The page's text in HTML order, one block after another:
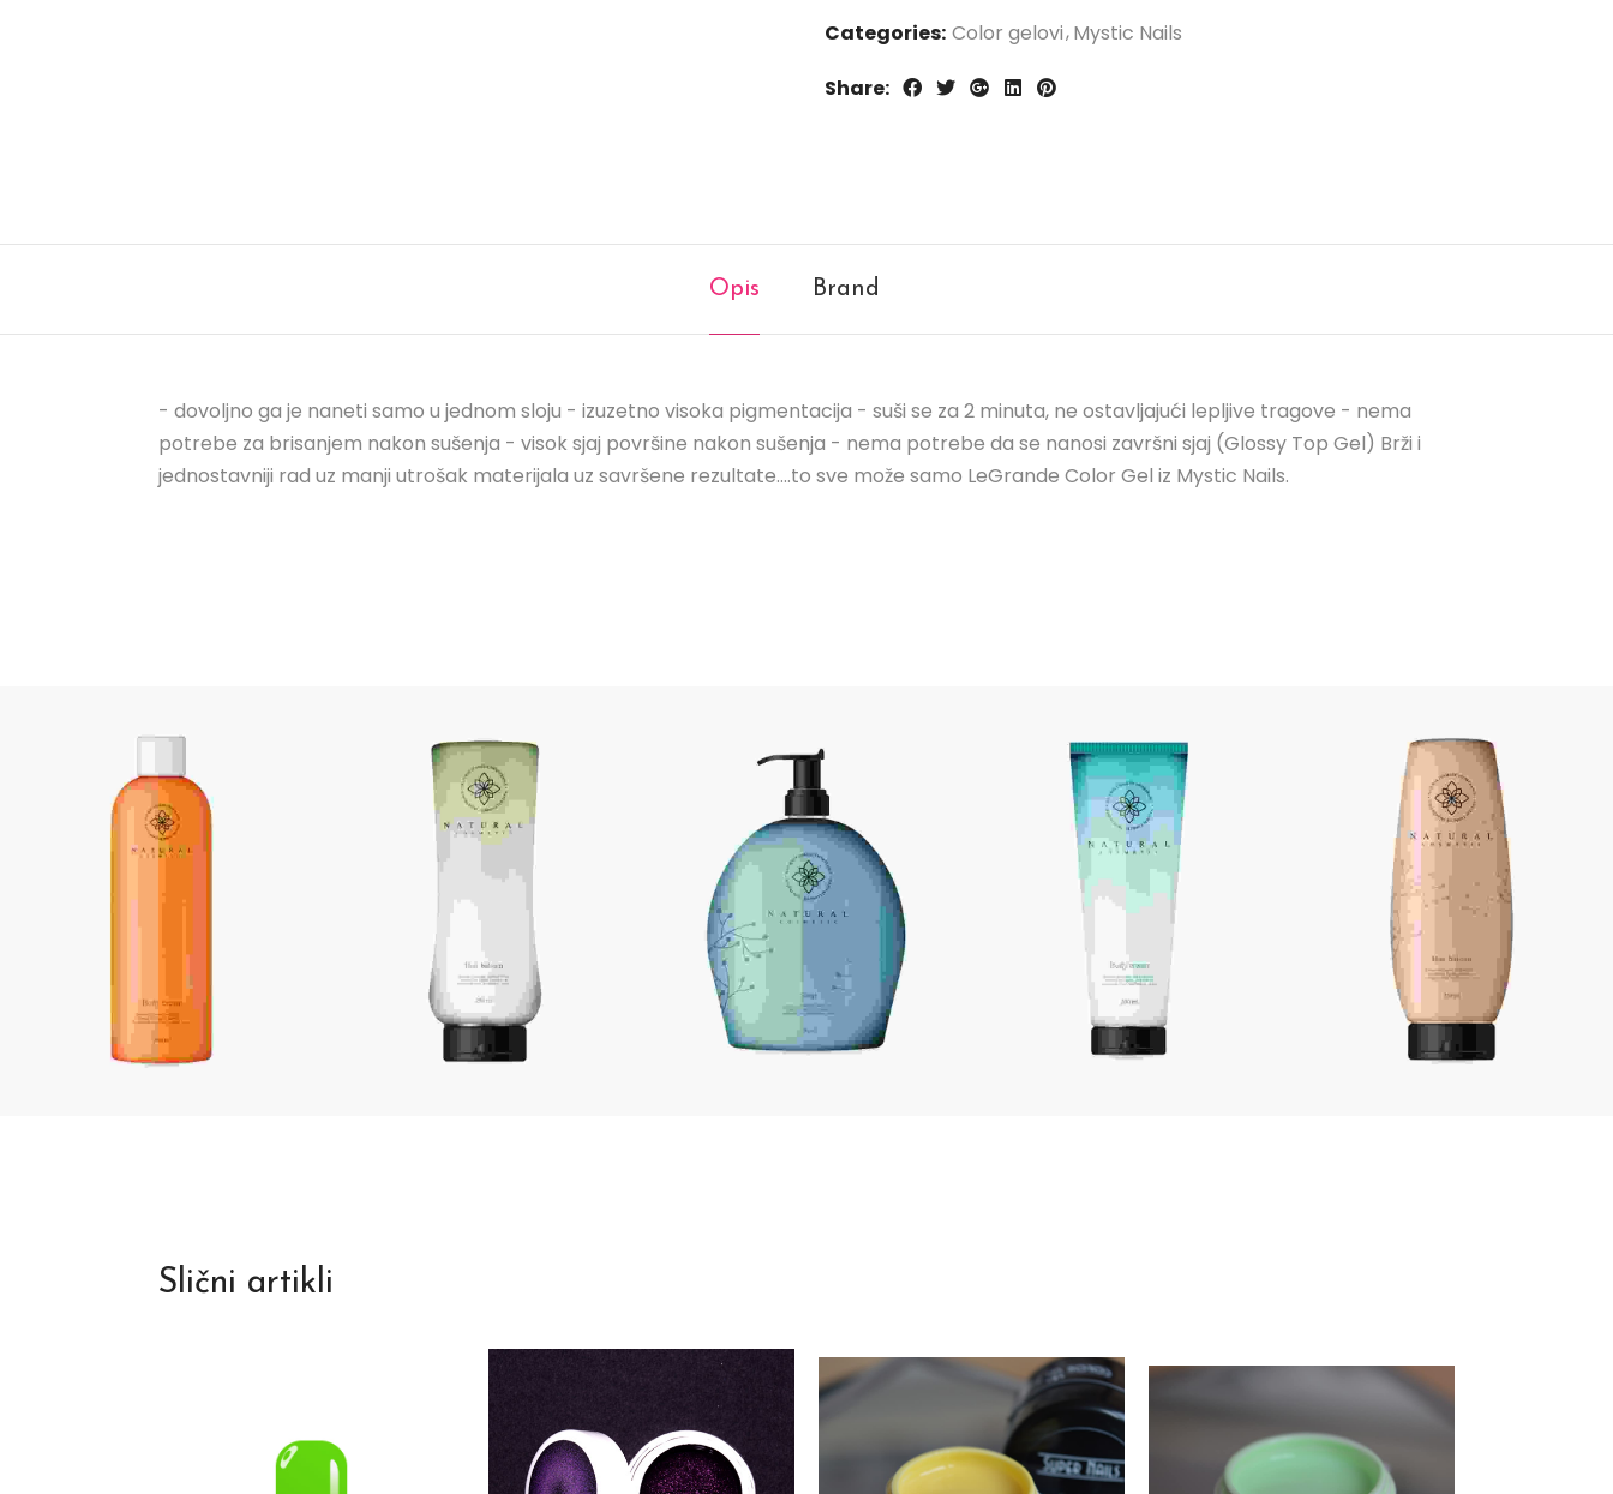
Categories: Color gelovi Mystic Nails
Share:
Opis Brand
- dovoljno ga je naneti samo u jednom sloju - izuzetno visoka pigmentacija - suši se za 2 minuta, ne ostavljajući lepljive tragove - nema
potrebe za brisanjem nakon sušenja - visok sjaj površine nakon sušenja - nema potrebe da se nanosi završni sjaj (Glossy Top Gel) Brži i
jednostavniji rad uz manji utrošak materijala uz savršene rezultate....to sve može samo LeGrande Color Gel iz Mystic Nails.
Slični artikli